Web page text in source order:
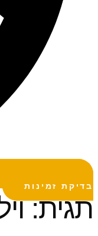
בדיקת זמינות
תגית: